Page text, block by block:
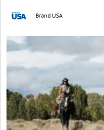
Brand USA